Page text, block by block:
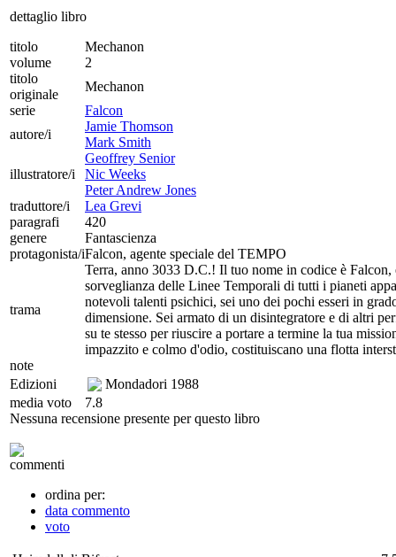
dettaglio libro
titolo
Mechanon
volume
2
titolo
originale
Mechanon
serie
Falcon
autore/i
Jamie Thomson
Mark Smith
illustratore/i
Geoffrey Senior
Nic Weeks
Peter Andrew Jones
traduttore/i
Lea Grevi
paragrafi
420
genere
Fantascienza
protagonista/iFalcon, agente speciale del TEMPO
trama
Terra, anno 3033 D.C.! Il tuo nome in codice è
sorveglianza delle Linee Temporali di tutti i pianeti
notevoli talenti psichici, sei uno dei pochi esseri in
dimensione. Sei armato di un disintegratore e di altri
su te stesso per riuscire a portare a termine la tua
impazzito e colmo d'odio, costituiscano una flotta
note
Edizioni
Mondadori 1988
media voto
7.8
Nessuna recensione presente per questo libro
commenti
ordina per:
data commento
voto